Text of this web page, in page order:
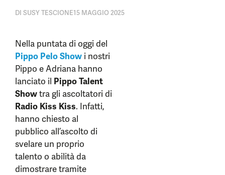
DI SUSY TESCIONE15 MAGGIO 2025
Nella puntata di oggi del
Pippo Pelo Show i nostri
Pippo e Adriana hanno
lanciato il Pippo Talent
Showtra gli ascoltatori di
Radio Kiss Kiss. Infatti,
hanno chiesto al
pubblico all’ascolto di
svelare un proprio
talento o abilità da
dimostrare tramite